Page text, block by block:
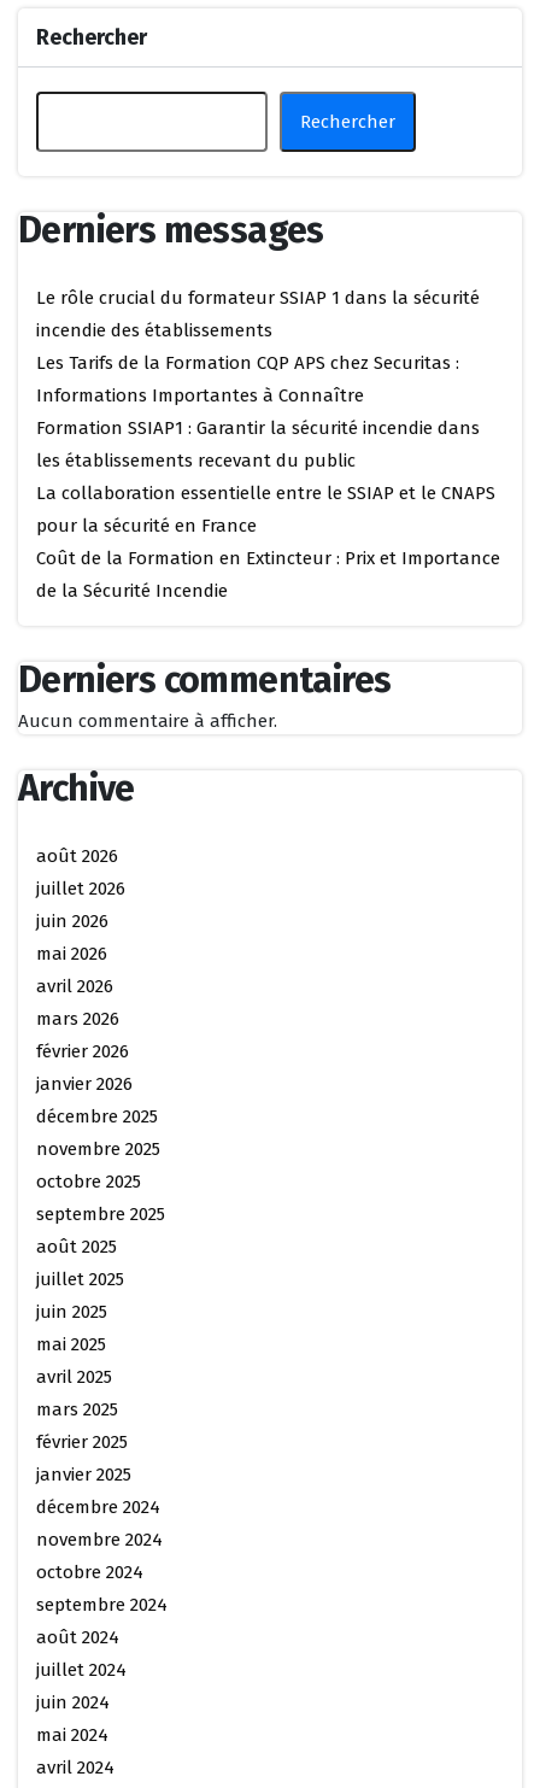
Rechercher
Rechercher
Derniers messages
Le rôle crucial du formateur SSIAP 1 dans la sécurité
incendie des établissements
Les Tarifs de la Formation CQP APS chez Securitas :
Informations Importantes à Connaître
Formation SSIAP1 : Garantir la sécurité incendie dans
les établissements recevant du public
La collaboration essentielle entre le SSIAP et le CNAPS
pour la sécurité en France
Coût de la Formation en Extincteur : Prix et Importance
de la Sécurité Incendie
Derniers commentaires
Aucun commentaire à afficher.
Archive
août 2026
juillet 2026
juin 2026
mai 2026
avril 2026
mars 2026
février 2026
janvier 2026
décembre 2025
novembre 2025
octobre 2025
septembre 2025
août 2025
juillet 2025
juin 2025
mai 2025
avril 2025
mars 2025
février 2025
janvier 2025
décembre 2024
novembre 2024
octobre 2024
septembre 2024
août 2024
juillet 2024
juin 2024
mai 2024
avril 2024